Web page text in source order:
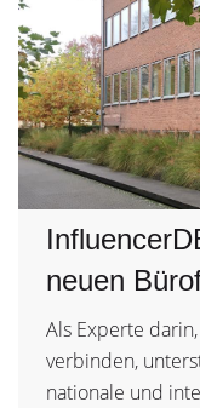
neuen
Als Experte
verbinden,
nationale und